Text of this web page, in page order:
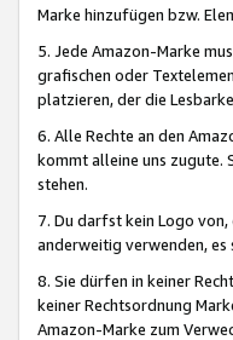
Marke hinzufügen bzw.
5. Jede Amazon-Marke
grafischen oder
platzieren, der die
6. Alle Rechte an den
kommt alleine uns zugute.
stehen.
7. Du darfst kein Logo
anderweitig verwenden, es
8. Sie dürfen in keiner
keiner Rechtsordnung
Amazon-Marke zum